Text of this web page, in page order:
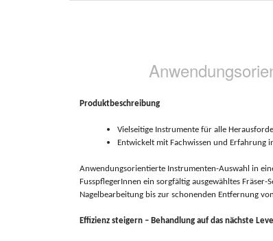
Produktbeschreibung
Vielseitige Instrumente für alle
Entwickelt mit Fachwissen und Erfahrung
Anwendungsorientierte Instrumenten-Auswahl in
FusspflegerInnen ein sorgfältig ausgewähltes
Nagelbearbeitung bis zur schonenden Entfernung
Effizienz steigern – Behandlung auf das nächste